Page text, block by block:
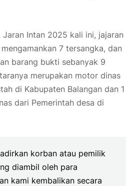
Jaran Intan 2025 kali ini, jajaran
7 tersangka, dan
barang bukti sebanyak 9
merupakan motor dinas
di Kabupaten Balangan dan 1
dari Pemerintah desa di
korban atau pemilik
diambil oleh para
kami kembalikan secara